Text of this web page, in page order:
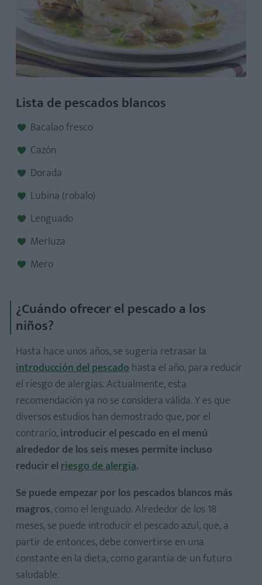
Lista de pescados blancos
Bacalao fresco
Cazón
Dorada
Lubina (robalo)
Lenguado
Merluza
Mero
¿Cuándo ofrecer el pescado a los
niños?
Hasta hace unos años, se sugería retrasar la
introducción del pescadohasta el año, para reducir
el riesgo de alergias. Actualmente, esta
recomendación ya no se considera válida. Y es que
diversos estudios han demostrado que, por el
contrario,introducir el pescado en el menú
alrededor de los seis meses permite incluso
reducir elriesgo de alergia.
Se puede empezar por los pescados blancos más
magros, como el lenguado. Alrededor de los 18
meses, se puede introducir el pescado azul, que, a
partir de entonces, debe convertirse en una
constante en la dieta, como garantía de un futuro
saludable.